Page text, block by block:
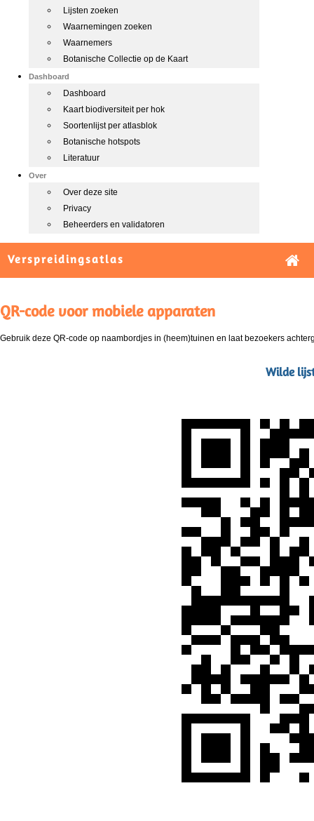
Lijsten zoeken
Waarnemingen zoeken
Waarnemers
Botanische Collectie op de Kaart
Dashboard
Dashboard
Kaart biodiversiteit per hok
Soortenlijst per atlasblok
Botanische hotspots
Literatuur
Over
Over deze site
Privacy
Beheerders en validatoren
Verspreidingsatlas
QR-code voor mobiele apparaten
Gebruik deze QR-code op naambordjes in (heem)tuinen en laat bezoekers
Wilde